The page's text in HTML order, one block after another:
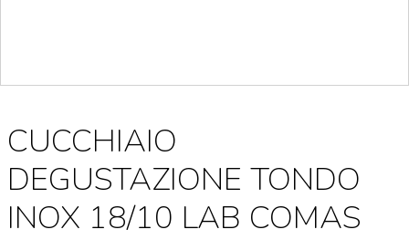
CUCCHIAIO
DEGUSTAZIONE TONDO
INOX 18/10 LAB COMAS